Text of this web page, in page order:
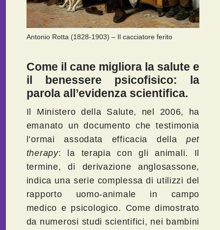
Antonio Rotta (1828-1903) – Il cacciatore ferito
Come il cane migliora la salute e
il benessere psicofisico: la
parola all’evidenza scientifica.
Il Ministero della Salute, nel 2006, ha
emanato un documento che testimonia
l’ormai assodata efficacia dellapet
therapy: la terapia con gli animali. Il
termine, di derivazione anglosassone,
indica una serie complessa di utilizzi del
rapporto uomo-animale in campo
medico e psicologico. Come dimostrato
da numerosi studi scientifici, nei bambini